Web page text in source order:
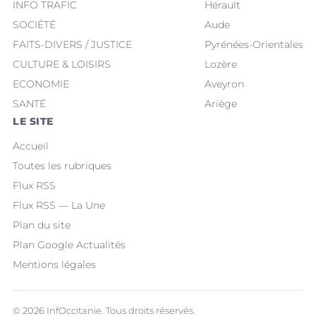
INFO TRAFIC
SOCIÉTÉ
FAITS-DIVERS / JUSTICE
CULTURE & LOISIRS
ECONOMIE
SANTÉ
Hérault
Aude
Pyrénées-Orientales
Lozère
Aveyron
Ariège
LE SITE
Accueil
Toutes les rubriques
Flux RSS
Flux RSS — La Une
Plan du site
Plan Google Actualités
Mentions légales
© 2026 InfOccitanie. Tous droits réservés.